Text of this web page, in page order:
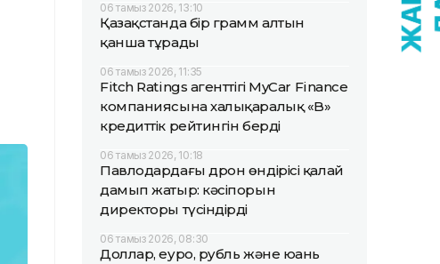
06 тамыз 2026, 13:10
Қазақстанда бір грамм алтын
қанша тұрады
06 тамыз 2026, 11:35
Fitch Ratings агенттігі MyCar Finance
компаниясына халықаралық «B»
кредиттік рейтингін берді
06 тамыз 2026, 10:18
Павлодардағы дрон өндірісі қалай
дамып жатыр: кәсіпорын
директоры түсіндірді
06 тамыз 2026, 08:30
Доллар, еуро, рубль және юань